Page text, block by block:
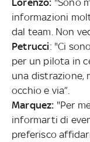
informazioni
dal team. Non
Petrucci: "Ci
per un pilota in
una distrazione,
occhio e via”.
Marquez: "Per
informarti di
preferisco